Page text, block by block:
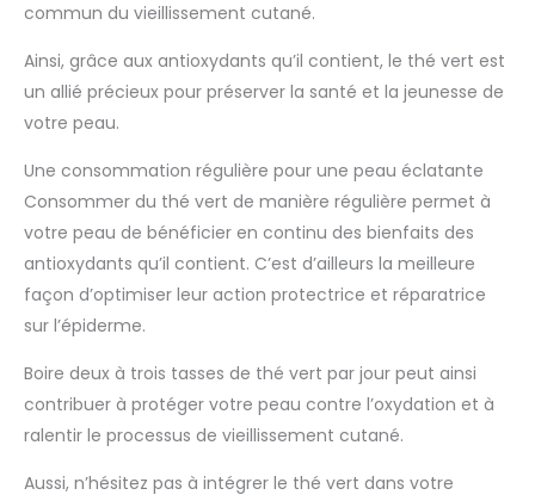
commun du vieillissement cutané.
Ainsi, grâce aux antioxydants qu’il contient, le thé vert est
un allié précieux pour préserver la santé et la jeunesse de
votre peau.
Une consommation régulière pour une peau éclatante
Consommer du thé vert de manière régulière permet à
votre peau de bénéficier en continu des bienfaits des
antioxydants qu’il contient. C’est d’ailleurs la meilleure
façon d’optimiser leur action protectrice et réparatrice
sur l’épiderme.
Boire deux à trois tasses de thé vert par jour peut ainsi
contribuer à protéger votre peau contre l’oxydation et à
ralentir le processus de vieillissement cutané.
Aussi, n’hésitez pas à intégrer le thé vert dans votre